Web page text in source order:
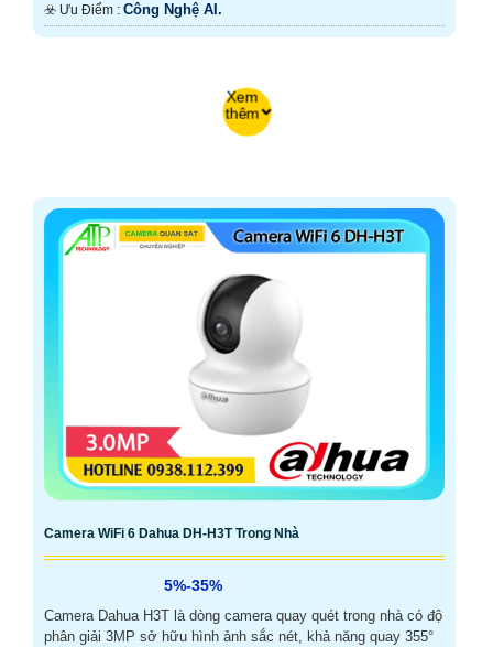
️☣️ Ưu Điểm : Công Nghệ AI.
Xem
thêm
Camera WiFi 6 Dahua DH-H3T Trong Nhà
5%-35%
Camera Dahua H3T là dòng camera quay quét trong nhà có độ
phân giải 3MP sở hữu hình ảnh sắc nét, khả năng quay 355°